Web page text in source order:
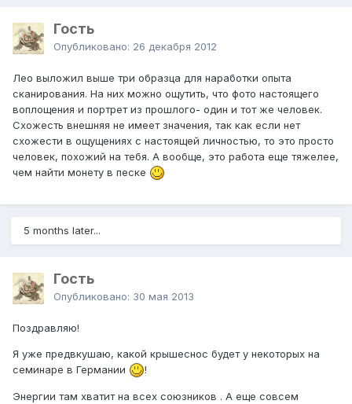
Гость
Опубликовано: 26 декабря 2012
Лео выложил выше три образца для наработки опыта
сканирования. На них можно ощутить, что фото настоящего
воплощения и портрет из прошлого- один и тот же человек.
Схожесть внешняя не имеет значения, так как если нет
схожести в ощущениях с настоящей личностью, то это просто
человек, похожий на тебя. А вообще, это работа еще тяжелее,
чем найти монету в песке
5 months later...
Гость
Опубликовано: 30 мая 2013
Поздравляю!
Я уже предвкушаю, какой крышеснос будет у некоторых на
семинаре в Германии
!
Энергии там хватит на всех союзников . А еще совсем